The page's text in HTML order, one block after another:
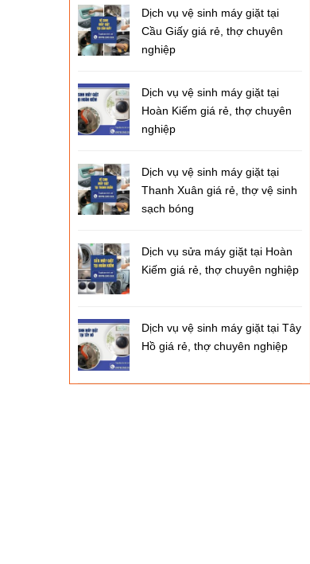
Dịch vụ vệ sinh máy giặt tại
Cầu Giấy giá rẻ, thợ chuyên
nghiệp
Dịch vụ vệ sinh máy giặt tại
Hoàn Kiếm giá rẻ, thợ chuyên
nghiệp
Dịch vụ vệ sinh máy giặt tại
Thanh Xuân giá rẻ, thợ vệ sinh
sạch bóng
Dịch vụ sửa máy giặt tại Hoàn
Kiếm giá rẻ, thợ chuyên nghiệp
Dịch vụ vệ sinh máy giặt tại Tây
Hồ giá rẻ, thợ chuyên nghiệp